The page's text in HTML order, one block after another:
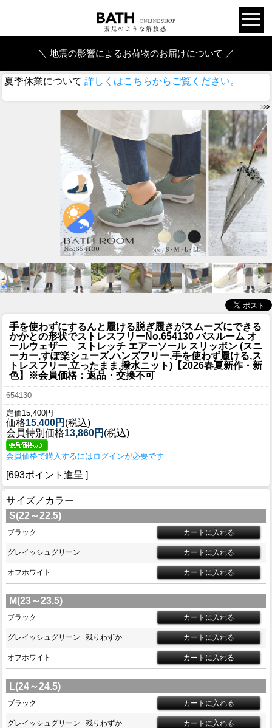
＼ 地震の影響によるお荷物のお届けについて ／
夏季休業について 詳しくはこちらからご覧ください。
手を使わずにするんと履ける脱ぎ履きがスムーズにできる
かかとの形状でストレスフリーNo.654130 バスルーム オ
ールウェザー ストレッチ エアーソール スリッポン (スニ
ーカー,すぽ楽シューズ,ハンズフリー,手を使わず履ける,ス
トレスフリー,立ったまま,撥水ニット)【2026春夏新作・新
色】※会員価格：返品・交換不可
654130
定価15,400円
価格15,400円 (税込)
会員特別価格13,860円 (税込)
会員価格で購入するにはログインが必要です
[693ポイント進呈 ]
サイズ／カラー
S(22～22.5)
ブラック
グレイッシュグリーン
オフホワイト
M(23～23.5)
ブラック
グレイッシュグリーン 残りわずか
オフホワイト
L(24～24.5)
ブラック
グレイッシュグリーン 残りわずか